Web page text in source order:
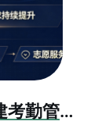
智慧政工考勤系统：解决传统党建考勤管理乱象